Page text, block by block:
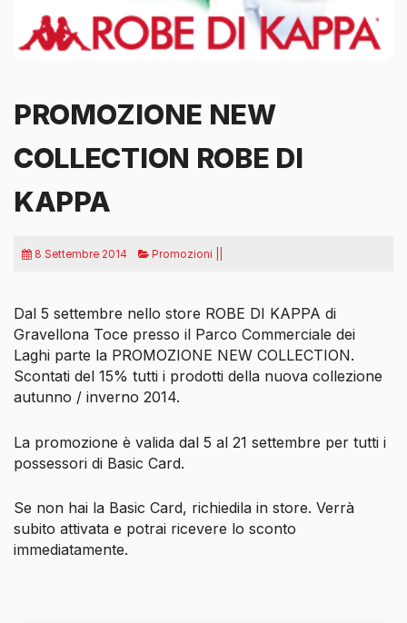
PROMOZIONE NEW
COLLECTION ROBE DI
KAPPA
8 Settembre 2014 Promozioni ||
Dal 5 settembre nello store ROBE DI KAPPA di
Gravellona Toce presso il Parco Commerciale dei
Laghi parte la PROMOZIONE NEW COLLECTION.
Scontati del 15% tutti i prodotti della nuova collezione
autunno / inverno 2014.
La promozione è valida dal 5 al 21 settembre per tutti i
possessori di Basic Card.
Se non hai la Basic Card, richiedila in store. Verrà
subito attivata e potrai ricevere lo sconto
immediatamente.